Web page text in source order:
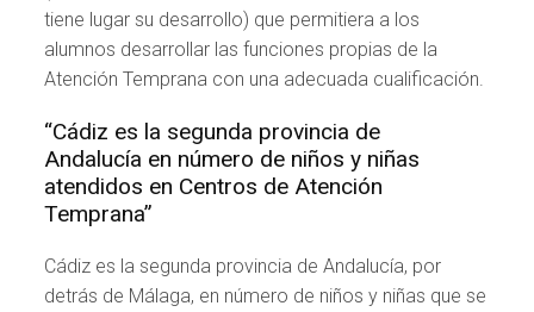
tiene lugar su desarrollo) que permitiera a los
alumnos desarrollar las funciones propias de la
Atención Temprana con una adecuada cualificación.
“Cádiz es la segunda provincia de
Andalucía en número de niños y niñas
atendidos en Centros de Atención
Temprana”
Cádiz es la segunda provincia de Andalucía, por
detrás de Málaga, en número de niños y niñas que se